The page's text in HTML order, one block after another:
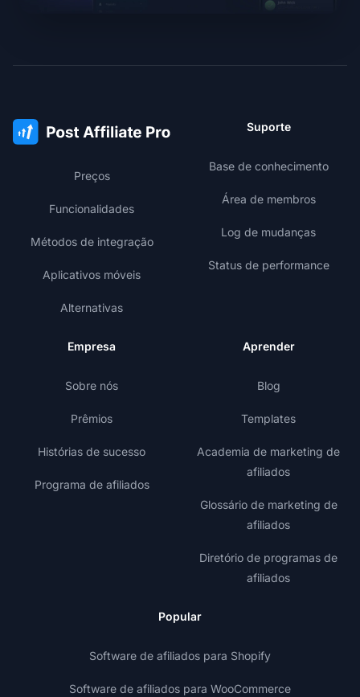
Preços
Funcionalidades
Métodos de integração
Aplicativos móveis
Alternativas
Suporte
Base de conhecimento
Área de membros
Log de mudanças
Status de performance
Empresa
Sobre nós
Prêmios
Histórias de sucesso
Programa de afiliados
Aprender
Blog
Templates
Academia de marketing de
afiliados
Glossário de marketing de
afiliados
Diretório de programas de
afiliados
Popular
Software de afiliados para Shopify
Software de afiliados para WooCommerce